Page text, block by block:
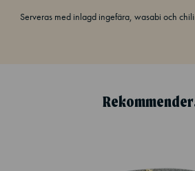
Serveras med inlagd ingefära, wasabi och